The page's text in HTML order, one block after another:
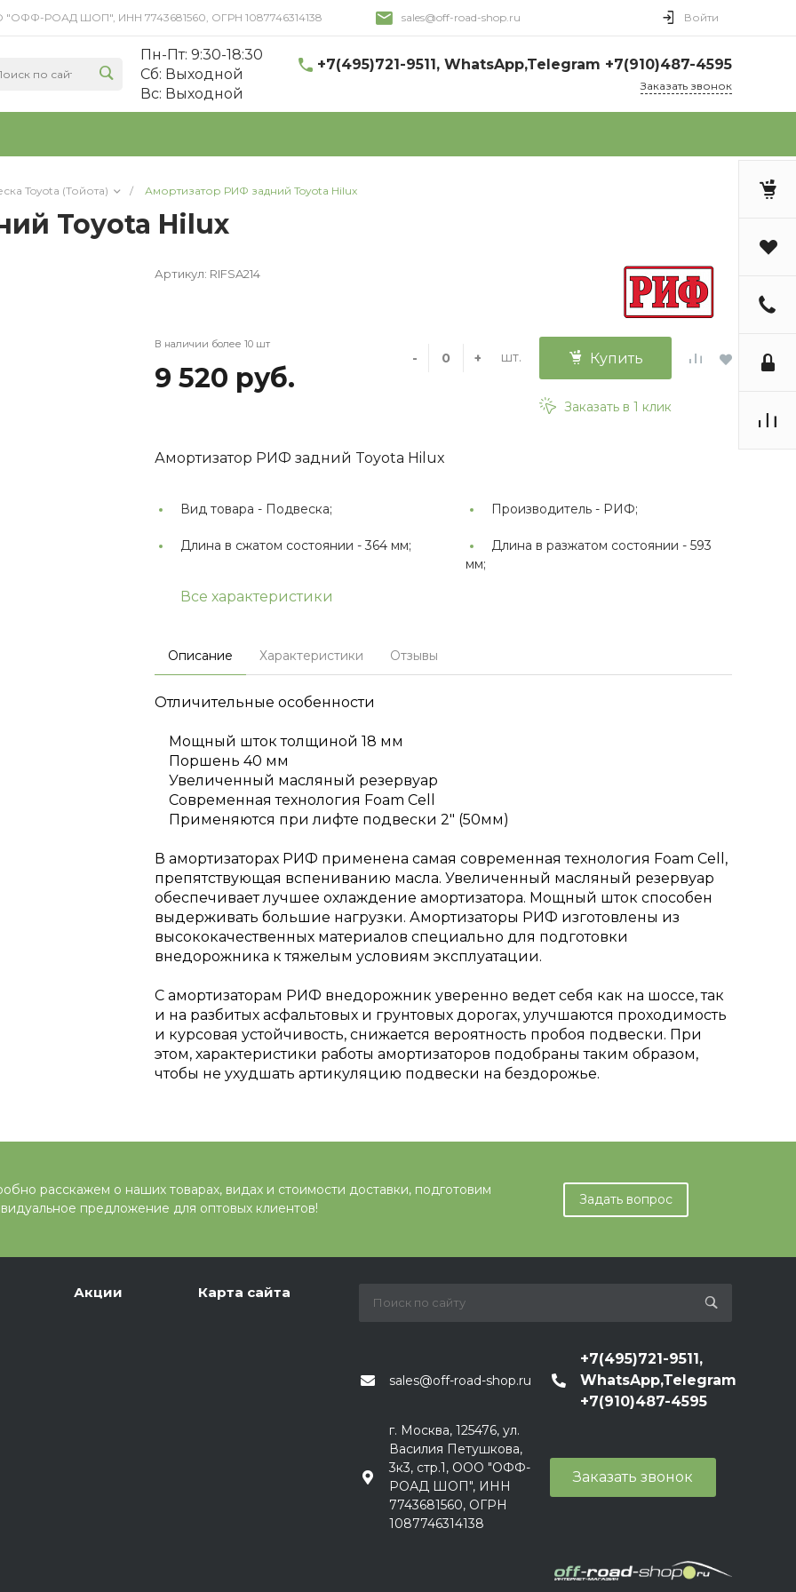
"ОФФ-РОАД ШОП", ИНН 7743681560, ОГРН 1087746314138 sales@off-road-shop.ru Войти
Пн-Пт: 9:30-18:30
Cб: Выходной
Вс: Выходной
+7(495)721-9511, WhatsApp,Telegram +7(910)487-4595
Заказать звонок
Toyota (Тойота) / Амортизатор РИФ задний Toyota Hilux
Toyota Hilux
Артикул: RIFSA214
В наличии более 10 шт
9 520 руб.
- + шт. Купить
Заказать в 1 клик
Амортизатор РИФ задний Toyota Hilux
Вид товара - Подвеска; Производитель - РИФ;
Длина в сжатом состоянии - 364 мм; Длина в разжатом состоянии - 593
мм;
Все характеристики
Описание Характеристики Отзывы
Отличительные особенности
Мощный шток толщиной 18 мм
Поршень 40 мм
Увеличенный масляный резервуар
Современная технология Foam Cell
Применяются при лифте подвески 2" (50мм)
В амортизаторах РИФ применена самая современная технология Foam Cell,
препятствующая вспениванию масла. Увеличенный масляный резервуар
обеспечивает лучшее охлаждение амортизатора. Мощный шток способен
выдерживать большие нагрузки. Амортизаторы РИФ изготовлены из
высококачественных материалов специально для подготовки
внедорожника к тяжелым условиям эксплуатации.
С амортизаторам РИФ внедорожник уверенно ведет себя как на шоссе, так
и на разбитых асфальтовых и грунтовых дорогах, улучшаются проходимость
и курсовая устойчивость, снижается вероятность пробоя подвески. При
этом, характеристики работы амортизаторов подобраны таким образом,
чтобы не ухудшать артикуляцию подвески на бездорожье.
расскажем о наших товарах, видах и стоимости доставки, подготовим
предложение для оптовых клиентов!
Задать вопрос
Акции Карта сайта
sales@off-road-shop.ru
+7(495)721-9511,
WhatsApp,Telegram
+7(910)487-4595
г. Москва, 125476, ул.
Василия Петушкова,
3к3, стр.1, ООО "ОФФ-
РОАД ШОП", ИНН
7743681560, ОГРН
1087746314138
Заказать звонок